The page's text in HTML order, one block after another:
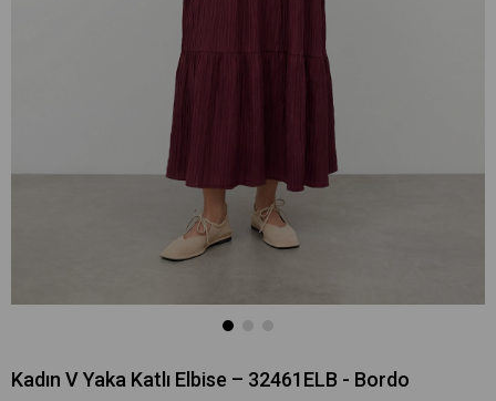
Kadın V Yaka Katlı Elbise – 32461ELB - Bordo